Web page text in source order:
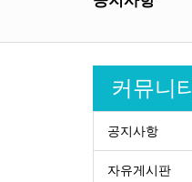
커뮤니티
공지사항
자유게시판